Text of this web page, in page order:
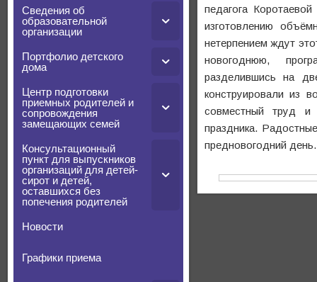
педагога
изготовлению
нетерпением ждут
новогоднюю,
разделившись на
конструировали из
совместный труд и
праздника.
предновогодний день.
Сведения об
образовательной
организации
Портфолио детского
дома
Центр подготовки
приемных родителей и
сопровождения
замещающих семей
Консультационный
пункт для выпускников
организаций для детей-
сирот и детей,
оставшихся без
попечения родителей
Новости
Графики приема